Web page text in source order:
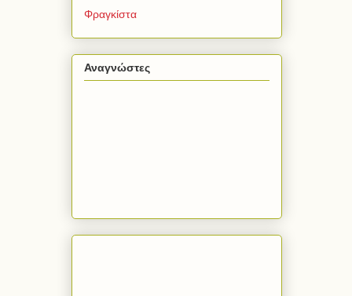
Φραγκίστα
Αναγνώστες